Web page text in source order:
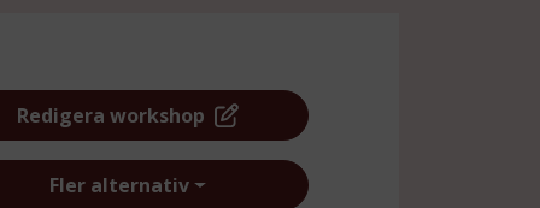
Redigera workshop
Fler alternativ